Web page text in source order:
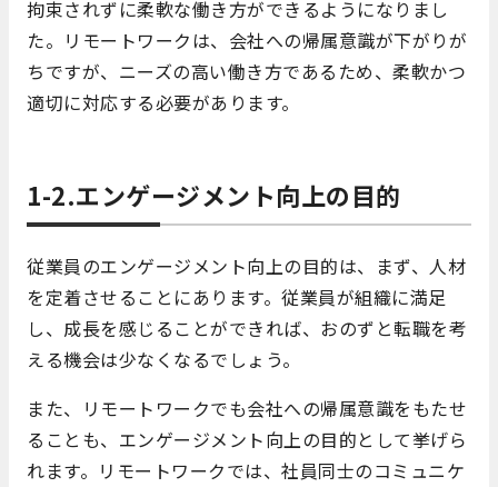
拘束されずに柔軟な働き方ができるようになりまし
た。リモートワークは、会社への帰属意識が下がりが
ちですが、ニーズの高い働き方であるため、柔軟かつ
適切に対応する必要があります。
1-2.エンゲージメント向上の目的
従業員のエンゲージメント向上の目的は、まず、人材
を定着させることにあります。従業員が組織に満足
し、成長を感じることができれば、おのずと転職を考
える機会は少なくなるでしょう。
また、リモートワークでも会社への帰属意識をもたせ
ることも、エンゲージメント向上の目的として挙げら
れます。リモートワークでは、社員同士のコミュニケ